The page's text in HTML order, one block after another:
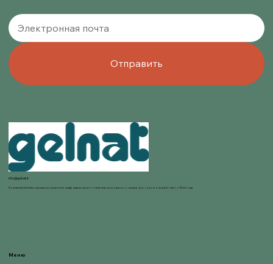
Отправить
info@gelnat.it
Компания Gelnat родилась из страсти ее владельцев к приготовлению мороженого, в мире, в котором они работают с 1950 года.
Меню